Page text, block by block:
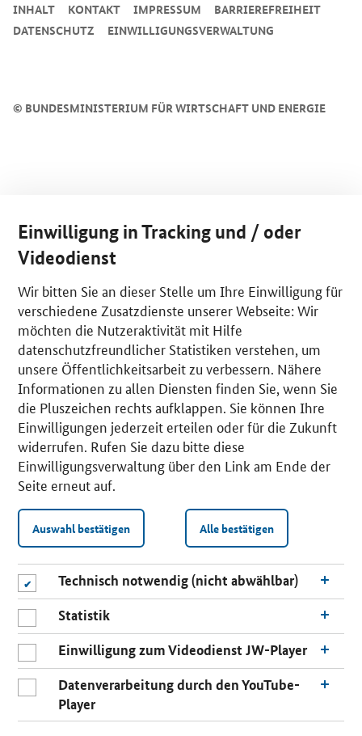
n
© BUNDESMINISTERIUM FÜR WIRTSCHAFT UND ENERGIE
INHALT KONTAKT IMPRESSUM
BARRIEREFREIHEIT
DATENSCHUTZ
EINWILLIGUNGSVERWALTUNG
Einwilligung in Tracking und / oder
Videodienst
Wir bitten Sie an dieser Stelle um Ihre Einwilligung für
verschiedene Zusatzdienste unserer Webseite: Wir
möchten die Nutzeraktivität mit Hilfe
datenschutzfreundlicher Statistiken verstehen, um
unsere Öffentlichkeitsarbeit zu verbessern. Nähere
Informationen zu allen Diensten finden Sie, wenn Sie
die Pluszeichen rechts aufklappen. Sie können Ihre
Einwilligungen jederzeit erteilen oder für die Zukunft
widerrufen. Rufen Sie dazu bitte diese
Einwilligungsverwaltung über den Link am Ende der
Seite erneut auf.
Auswahl bestätigen Alle bestätigen
Technisch notwendig (nicht abwählbar)
Statistik
Einwilligung zum Videodienst JW-Player
Datenverarbeitung durch den YouTube-
Player